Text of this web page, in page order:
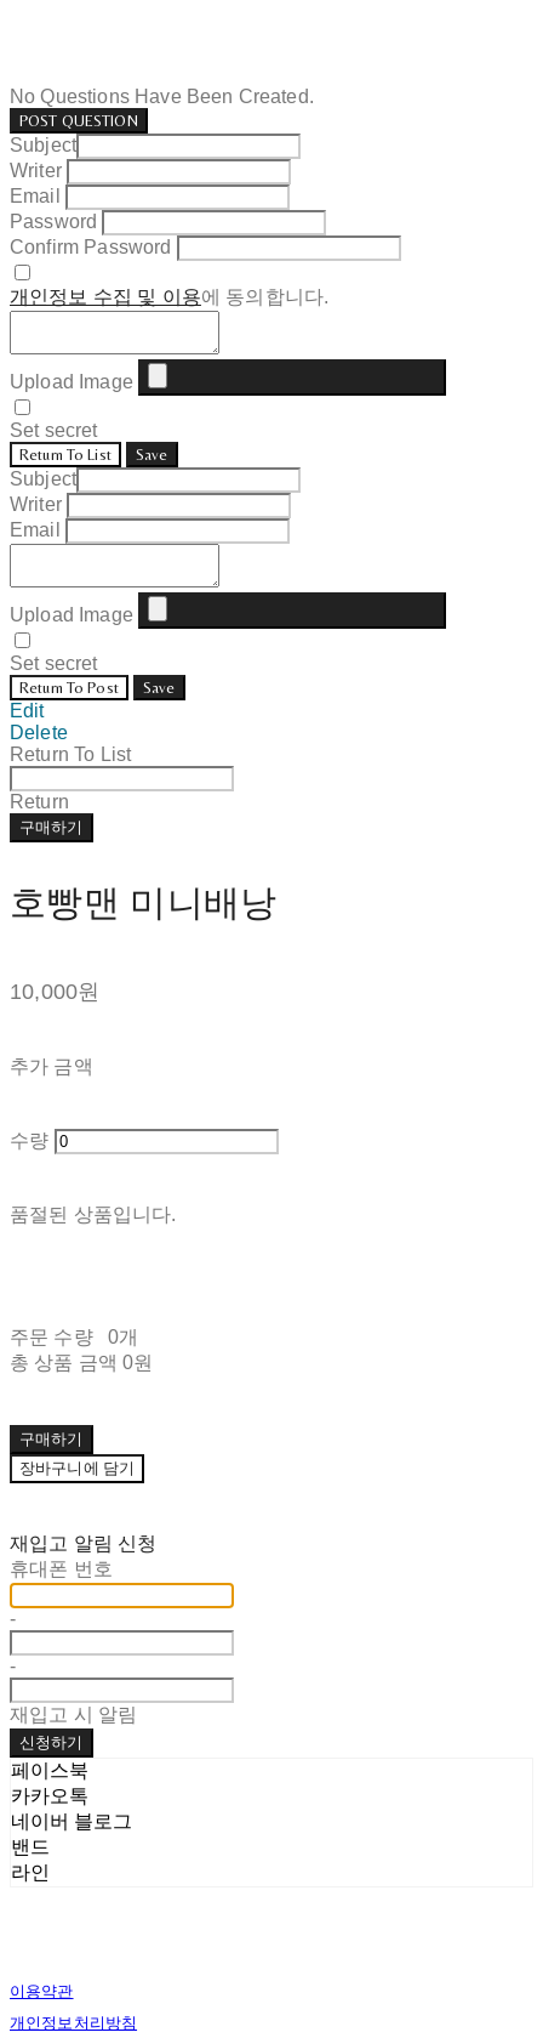
No Questions Have Been Created.
POST QUESTION
Subject
Writer
Email
Password
Confirm Password
개인정보 수집 및 이용에 동의합니다.
Upload Image
Set secret
Return To List Save
Subject
Writer
Email
Upload Image
Set secret
Return To Post Save
Edit
Delete
Return To List
Return
구매하기
호빵맨 미니배낭
10,000원
추가 금액
수량
품절된 상품입니다.
주문 수량
0개
총 상품 금액 0원
구매하기
장바구니에 담기
재입고 알림 신청
휴대폰 번호
-
-
재입고 시 알림
신청하기
페이스북
카카오톡
네이버 블로그
밴드
라인
이용약관
개인정보처리방침